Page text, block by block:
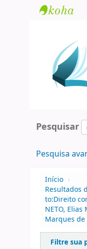
Agamenon
Pesquisar
Pesquisa
Início ›
Resultados
to:Direito
NETO,
Marques de
Filtre sua